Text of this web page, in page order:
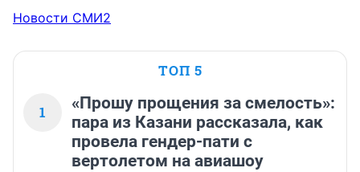
Новости СМИ2
ТОП 5
1
«Прошу прощения за смелость»:
пара из Казани рассказала, как
провела гендер-пати с
вертолетом на авиашоу